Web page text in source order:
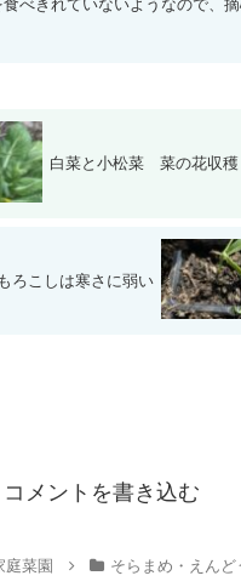
べきれていないようなので、
白菜と小松菜 菜の花収穫
ろこしは寒さに弱い
コメントを書き込む
庭菜園 そらまめ・えん